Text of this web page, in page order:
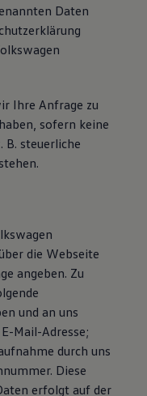
Daten
Ihre Anfrage zu
sofern keine
B. steuerliche
die Webseite
angeben. Zu
und an uns
Mail-Adresse;
durch uns
Diese
erfolgt auf der